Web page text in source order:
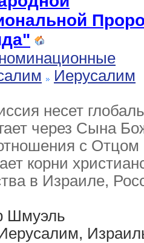
Иерусалим
несет
через Сына
с Отцом
корни
в Израиле,
Шмуэль